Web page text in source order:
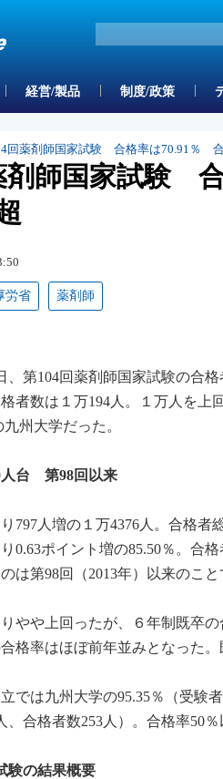
経営/製品 制度/政策
回薬剤師国家試験 合格率は70.91％
剤師国家試験
労省 薬剤師
、第104回薬剤師国家試験の合
者数は１万194人。１万人を上
州大学だった。
人台 第98回以来
797人増の１万4376人。合格
0.63ポイント増の85.50％。合
は第98回（2013年）以来のこと
やや上回ったが、６年制既卒
格率はほぼ前年並みとなった。
では九州大学の95.35％（受験
、合格者数253人）。合格率50
験の結果概要